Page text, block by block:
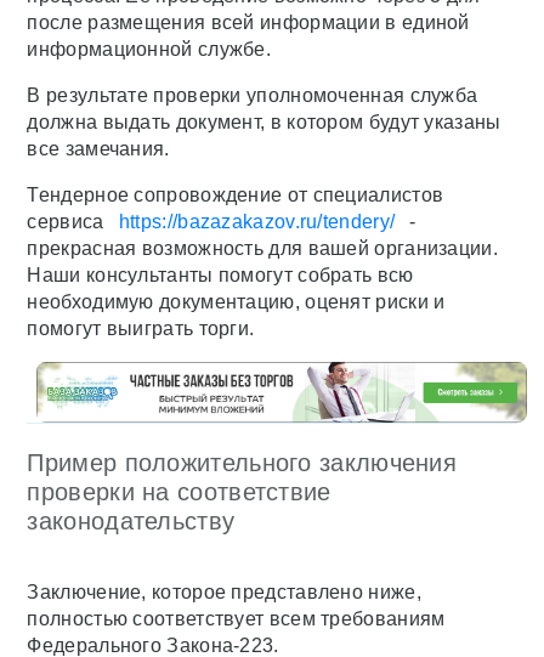
после размещения всей информации в единой
информационной службе.
В результате проверки уполномоченная служба
должна выдать документ, в котором будут указаны
все замечания.
Тендерное сопровождение от специалистов
сервиса
https://bazazakazov.ru/tendery/
-
прекрасная возможность для вашей организации.
Наши консультанты помогут собрать всю
необходимую документацию, оценят риски и
помогут выиграть торги.
Пример положительного заключения
проверки на соответствие
законодательству
Заключение, которое представлено ниже,
полностью соответствует всем требованиям
Федерального Закона-223.